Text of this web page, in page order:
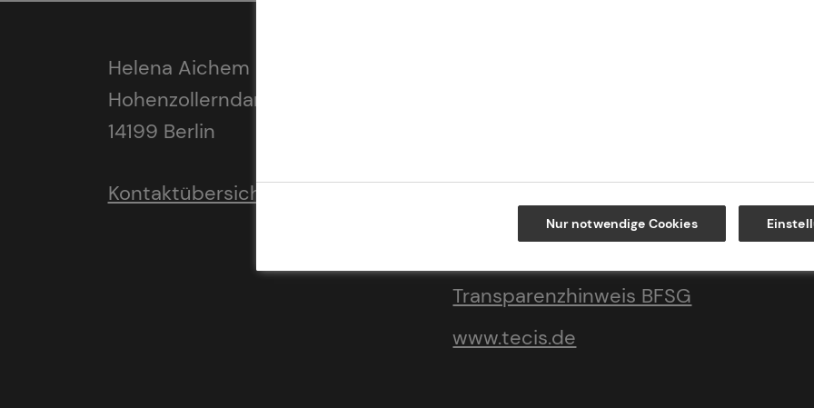
Helena Aichem
Hohenzollerndamm 55
14199 Berlin
Kontaktübersicht
Offenlegung von
Transparenzhinweis BFSG
www.tecis.de
Nur notwendige Cookies